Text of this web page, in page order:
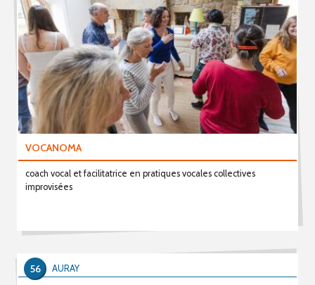
VOCANOMA
coach vocal et facilitatrice en pratiques vocales collectives
improvisées
AURAY
56